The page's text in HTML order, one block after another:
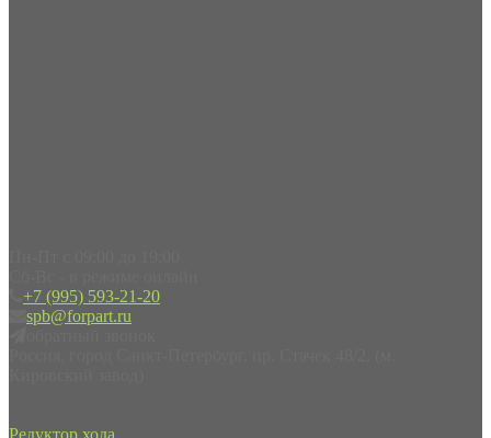
+7 (995) 593-21-20
spb@forpart.ru
Редуктор хода